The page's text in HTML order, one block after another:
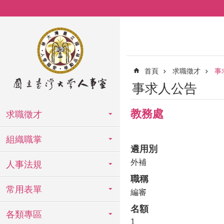
求職徵才
組織職掌
人事法規
常用表單
各類專區
首頁 求職徵才 事
事求人公告
教務處
遴用別
外補
職稱
編審
名額
1